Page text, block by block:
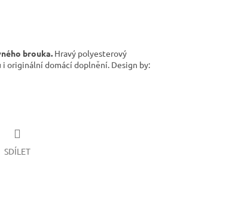
brouka. Hravý polyesterový
originální domácí doplnění. Design by:
SDÍLET